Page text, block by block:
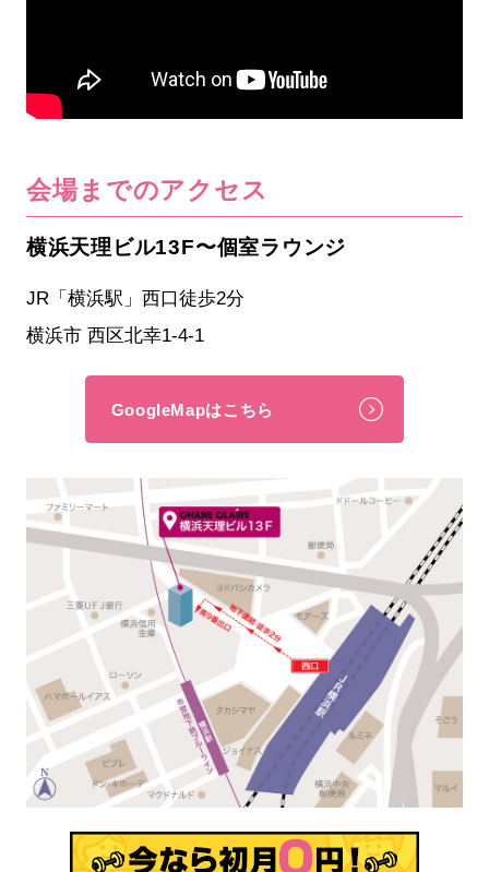
会場までのアクセス
横浜天理ビル13F〜個室ラウンジ
JR「横浜駅」西口徒歩2分
横浜市 西区北幸1-4-1
GoogleMapはこちら